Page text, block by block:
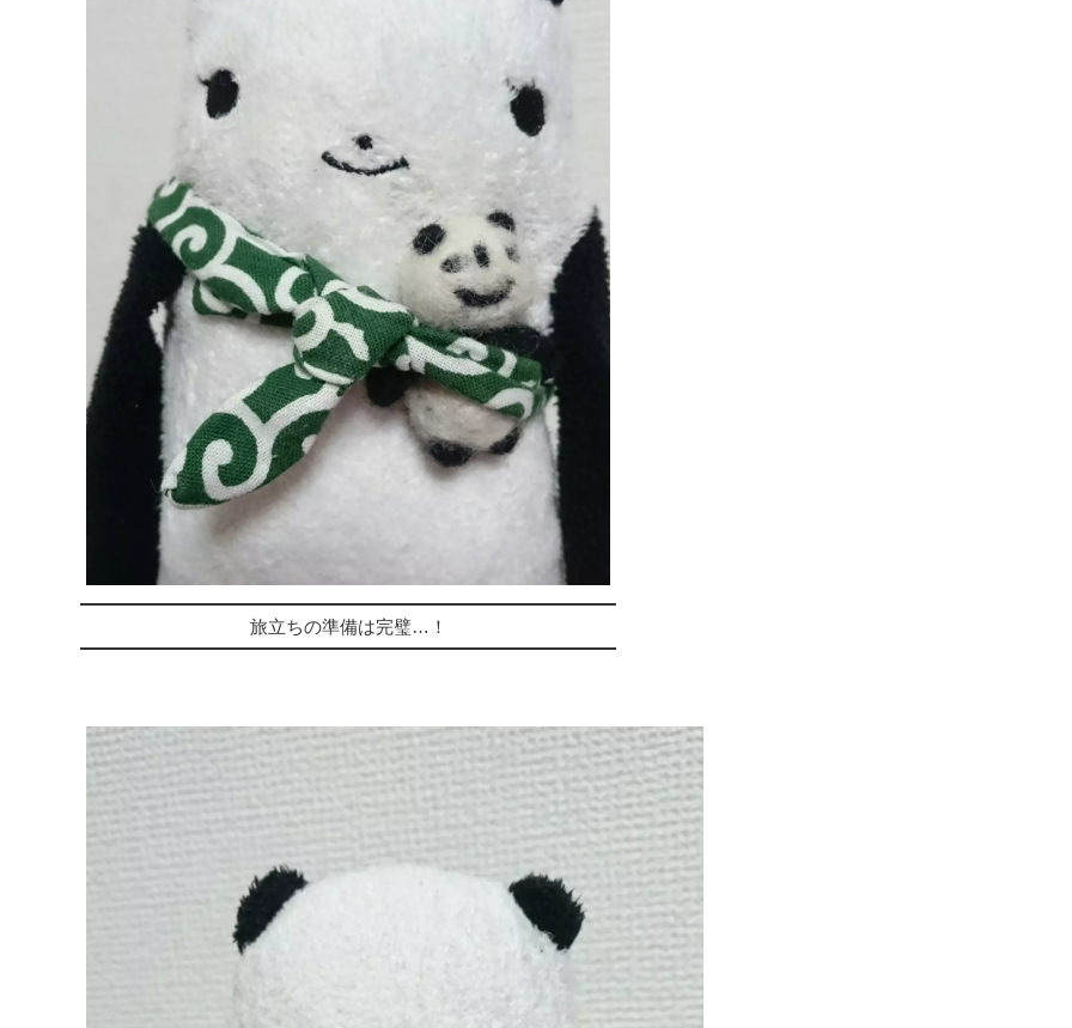
旅立ちの準備は完璧…！